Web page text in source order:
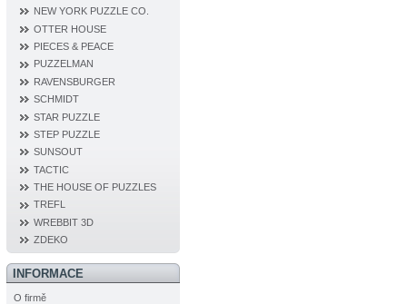
NEW YORK PUZZLE CO.
OTTER HOUSE
PIECES & PEACE
PUZZELMAN
RAVENSBURGER
SCHMIDT
STAR PUZZLE
STEP PUZZLE
SUNSOUT
TACTIC
THE HOUSE OF PUZZLES
TREFL
WREBBIT 3D
ZDEKO
INFORMACE
O firmě